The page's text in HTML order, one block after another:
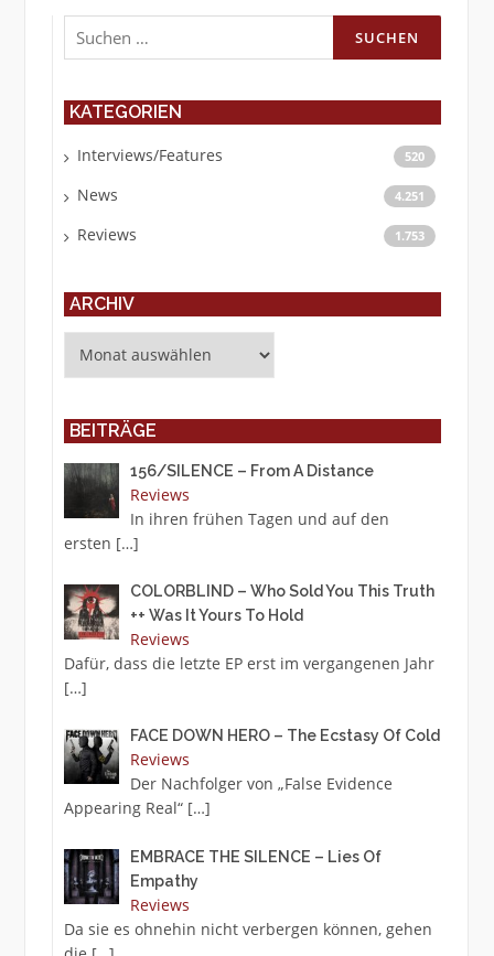
Suchen
nach:
KATEGORIEN
Interviews/Features 520
News 4.251
Reviews 1.753
ARCHIV
BEITRÄGE
156/SILENCE – From A Distance
Reviews
In ihren frühen Tagen und auf den
ersten […]
COLORBLIND – Who Sold You This Truth
++ Was It Yours To Hold
Reviews
Dafür, dass die letzte EP erst im vergangenen Jahr
[…]
FACE DOWN HERO – The Ecstasy Of Cold
Reviews
Der Nachfolger von „False Evidence
Appearing Real“ […]
EMBRACE THE SILENCE – Lies Of
Empathy
Reviews
Da sie es ohnehin nicht verbergen können, gehen